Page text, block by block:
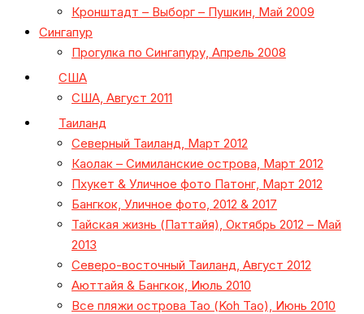
Кронштадт – Выборг – Пушкин, Май 2009
Сингапур
Прогулка по Сингапуру, Апрель 2008
США
США, Август 2011
Таиланд
Северный Таиланд, Март 2012
Каолак – Симиланские острова, Март 2012
Пхукет & Уличное фото Патонг, Март 2012
Бангкок, Уличное фото, 2012 & 2017
Тайская жизнь (Паттайя), Октябрь 2012 – Май
2013
Северо-восточный Таиланд, Август 2012
Аюттайя & Бангкок, Июль 2010
Все пляжи острова Тао (Koh Tao), Июнь 2010